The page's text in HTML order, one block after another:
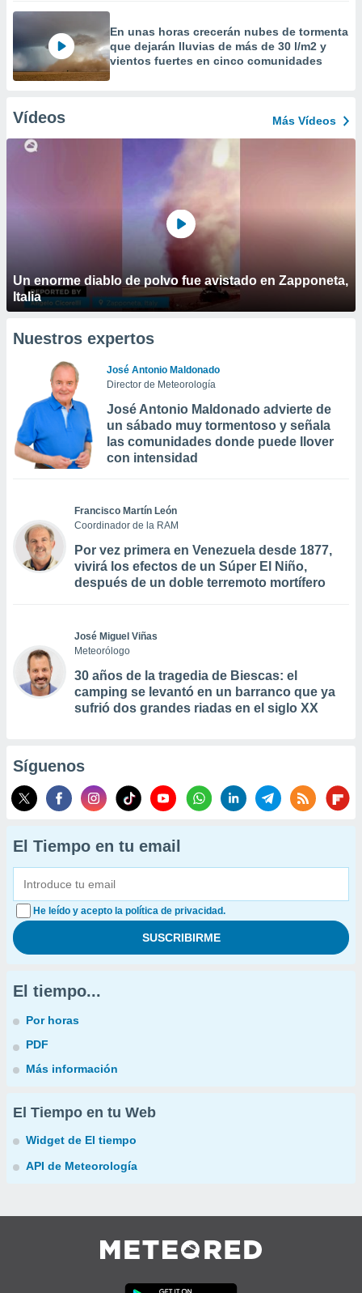
En unas horas crecerán nubes de tormenta
que dejarán lluvias de más de 30 l/m2 y
vientos fuertes en cinco comunidades
Vídeos Más Vídeos
Un enorme diablo de polvo fue avistado en Zapponeta,
Italia
Nuestros expertos
José Antonio Maldonado
Director de Meteorología
José Antonio Maldonado advierte de
un sábado muy tormentoso y señala
las comunidades donde puede llover
con intensidad
Francisco Martín León
Coordinador de la RAM
Por vez primera en Venezuela desde 1877,
vivirá los efectos de un Súper El Niño,
después de un doble terremoto mortífero
José Miguel Viñas
Meteorólogo
30 años de la tragedia de Biescas: el
camping se levantó en un barranco que ya
sufrió dos grandes riadas en el siglo XX
Síguenos
El Tiempo en tu email
He leído y acepto la política de privacidad.
El tiempo...
Por horas
PDF
Más información
El Tiempo en tu Web
Widget de El tiempo
API de Meteorología